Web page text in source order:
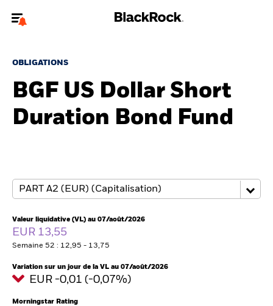
financiers.
jourvotre type d'utilisateur
A propos de BlackRock
Thèmes
ETFs & Fonds indiciels
Documents
OBLIGATIONS
BGF US Dollar Short
Duration Bond Fund
Valeur liquidative (VL) au 07/août/2026
EUR 13,55
Semaine 52 : 12,95 - 13,75
Variation sur un jour de la VL au 07/août/2026
EUR -0,01 (-0,07%)
Morningstar Rating